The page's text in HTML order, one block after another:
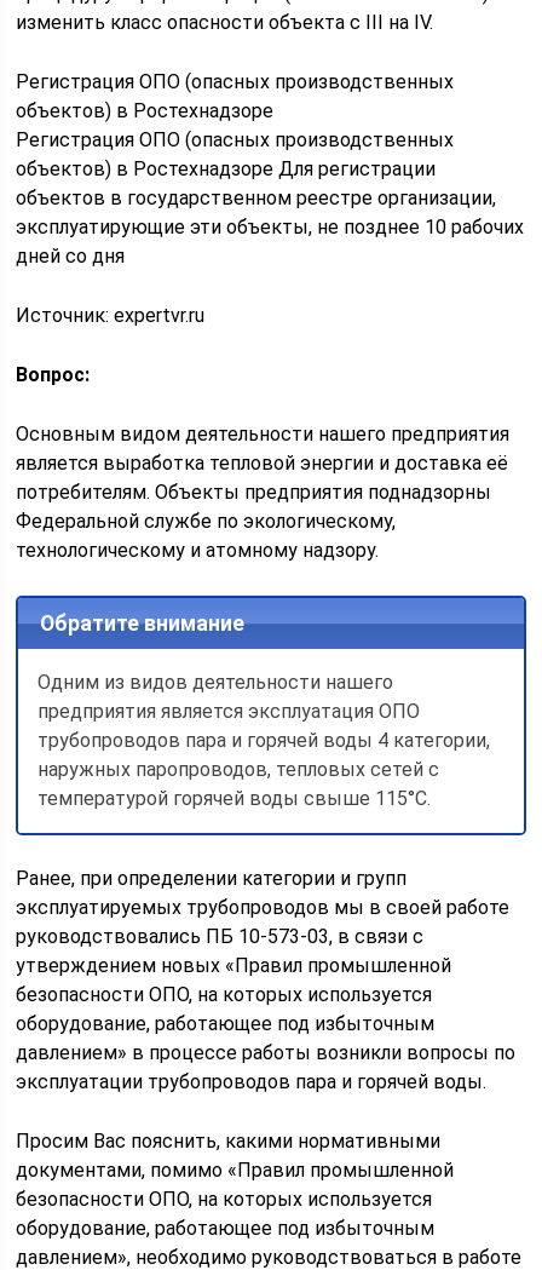
изменить класс опасности объекта с III на IV.
Регистрация ОПО (опасных производственных
объектов) в Ростехнадзоре
Регистрация ОПО (опасных производственных
объектов) в Ростехнадзоре Для регистрации
объектов в государственном реестре организации,
эксплуатирующие эти объекты, не позднее 10 рабочих
дней со дня
Источник: expertvr.ru
Вопрос:
Основным видом деятельности нашего предприятия
является выработка тепловой энергии и доставка её
потребителям. Объекты предприятия поднадзорны
Федеральной службе по экологическому,
технологическому и атомному надзору.
Обратите внимание
Одним из видов деятельности нашего
предприятия является эксплуатация ОПО
трубопроводов пара и горячей воды 4 категории,
наружных паропроводов, тепловых сетей с
температурой горячей воды свыше 115°С.
Ранее, при определении категории и групп
эксплуатируемых трубопроводов мы в своей работе
руководствовались ПБ 10-573-03, в связи с
утверждением новых «Правил промышленной
безопасности ОПО, на которых используется
оборудование, работающее под избыточным
давлением» в процессе работы возникли вопросы по
эксплуатации трубопроводов пара и горячей воды.
Просим Вас пояснить, какими нормативными
документами, помимо «Правил промышленной
безопасности ОПО, на которых используется
оборудование, работающее под избыточным
давлением», необходимо руководствоваться в работе